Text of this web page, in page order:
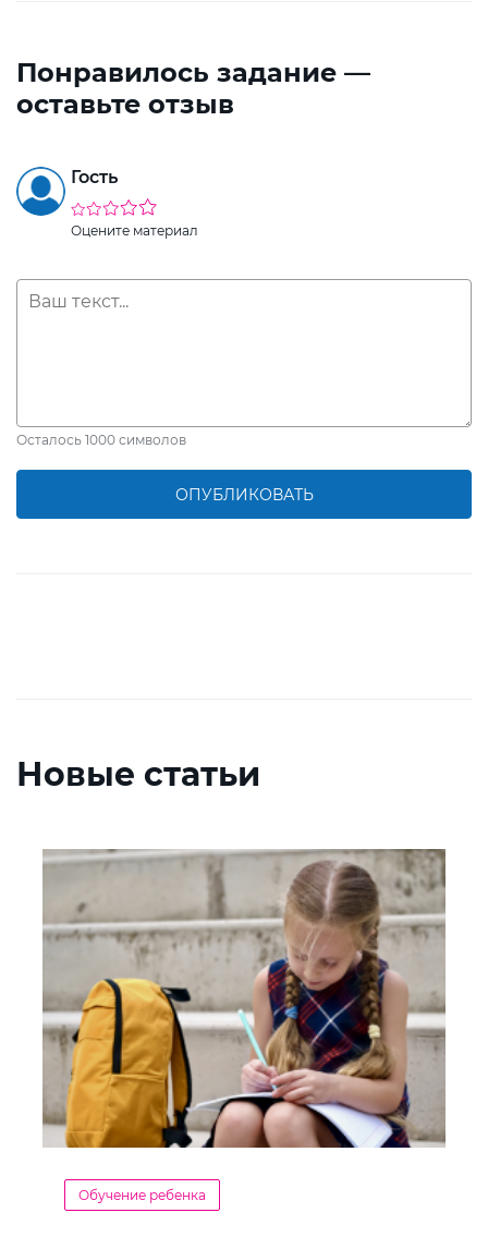
Понравилось задание —
оставьте отзыв
Гость
Оцените материал
Осталось 1000 символов
ОПУБЛИКОВАТЬ
Новые статьи
Обучение ребенка